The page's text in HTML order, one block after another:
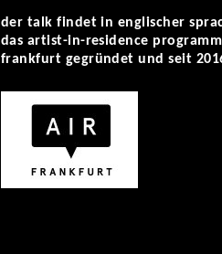
der talk findet in englischer
das artist-in-residence
frankfurt gegründet und seit